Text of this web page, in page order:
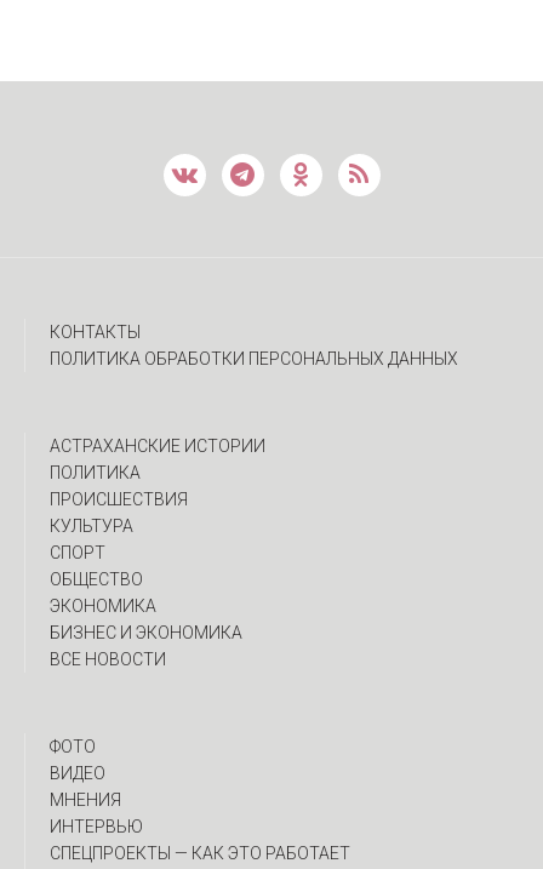
КОНТАКТЫ
ПОЛИТИКА ОБРАБОТКИ ПЕРСОНАЛЬНЫХ ДАННЫХ
АСТРАХАНСКИЕ ИСТОРИИ
ПОЛИТИКА
ПРОИСШЕСТВИЯ
КУЛЬТУРА
СПОРТ
ОБЩЕСТВО
ЭКОНОМИКА
БИЗНЕС И ЭКОНОМИКА
ВСЕ НОВОСТИ
ФОТО
ВИДЕО
МНЕНИЯ
ИНТЕРВЬЮ
CПЕЦПРОЕКТЫ — КАК ЭТО РАБОТАЕТ